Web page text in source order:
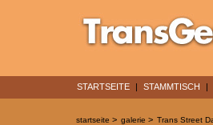
STARTSEITE | STAMMTISCH |
startseite > galerie > Trans Street